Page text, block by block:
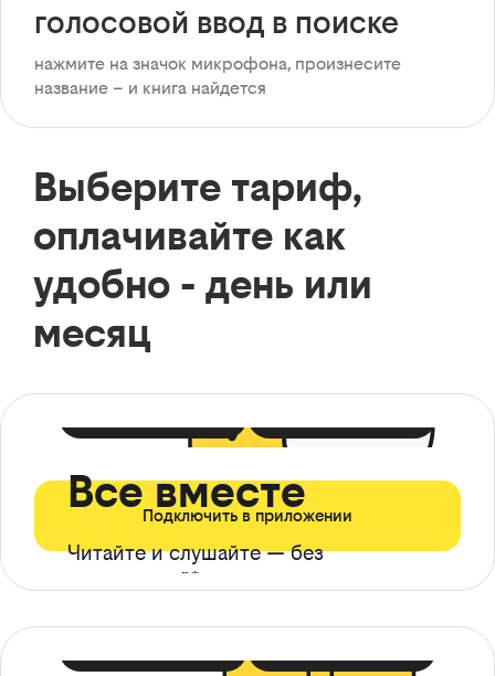
голосовой ввод в поиске
нажмите на значок микрофона, произнесите
название – и книга найдется
Выберите тариф,
оплачивайте как
удобно - день или
месяц
Все вместе
Читайте и слушайте — без
ограничений*
Подключить в приложении